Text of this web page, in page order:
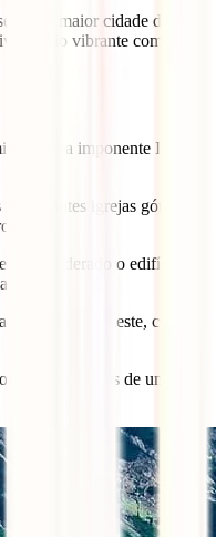
maior cidade da
vibrante com uma
pela imponente Igreja
igrejas góticas
é considerado o edifício
Europa do Sudeste, com
e ruínas de uma